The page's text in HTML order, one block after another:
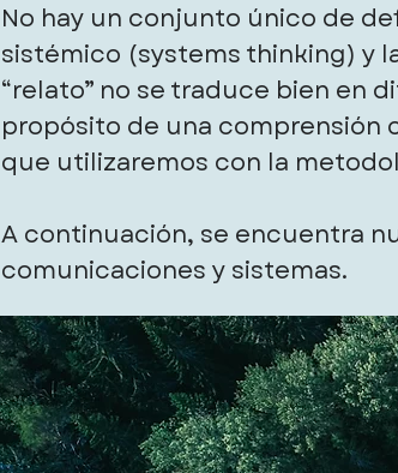
No hay un conjunto único de
sistémico (systems thinking) y
“relato” no se traduce bien en
propósito de una
que utilizaremos con la
A continuación, se encuentra
comunicaciones y sistemas.